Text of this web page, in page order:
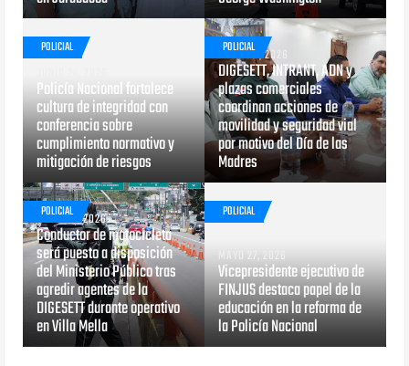
POLICIAL
Policía Nacional fortalece
cultura de integridad con
conferencia sobre
cumplimiento normativo y
mitigación de riesgos
POLICIAL
MAYO 29, 2026
DIGESETT, INTRANT, ADN y
plazas comerciales
coordinan acciones de
movilidad y seguridad vial
por motivo del Día de las
Madres
POLICIAL
MAYO 29, 2026
Conductor de motocicleta
será puesto a disposición
del Ministerio Público tras
agredir agentes de la
DIGESETT durante operativo
en Villa Mella
POLICIAL
MAYO 27, 2026
Vicepresidente ejecutivo de
FINJUS destaca papel de la
educación en la reforma de
la Policía Nacional